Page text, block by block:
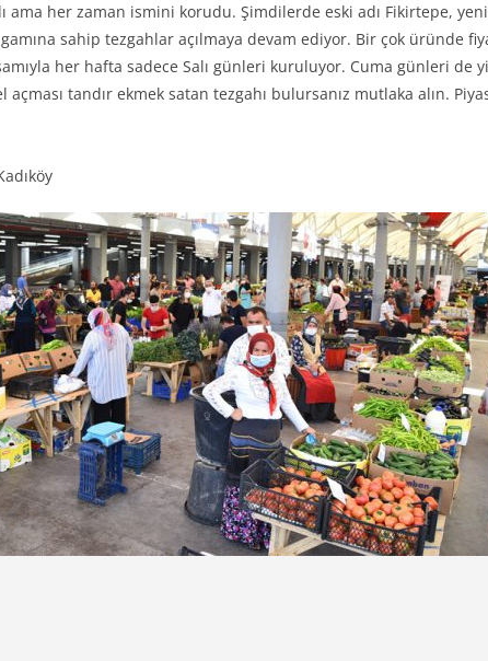
ama her zaman ismini korudu. Şimdilerde eski adı Fikirtepe,
sahip tezgahlar açılmaya devam ediyor. Bir çok üründe
her hafta sadece Salı günleri kuruluyor. Cuma günleri de yine
açması tandır ekmek satan tezgahı bulursanız mutlaka alın.